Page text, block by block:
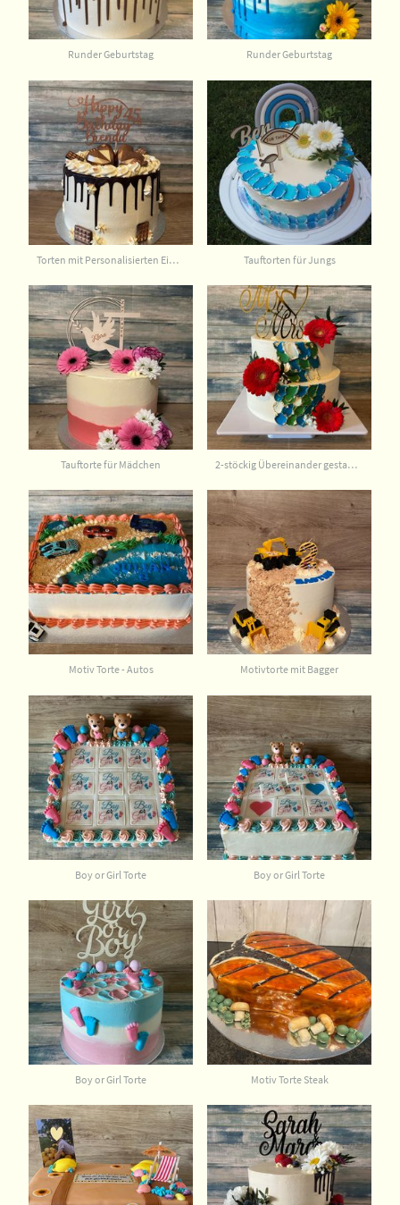
Runder Geburtstag Runder Geburtstag
Torten mit Personalisierten Einstecken Tauftorten für Jungs
Tauftorte für Mädchen 2-stöckig Übereinander gestapelt
Motiv Torte - Autos Motivtorte mit Bagger
Boy or Girl Torte Boy or Girl Torte
Boy or Girl Torte Motiv Torte Steak